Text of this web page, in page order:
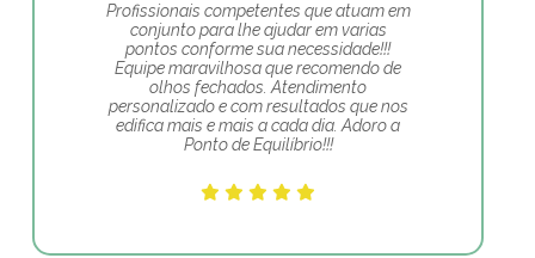
Profissionais competentes que atuam em
conjunto para lhe ajudar em varias
pontos conforme sua necessidade!!!
Equipe maravilhosa que recomendo de
olhos fechados. Atendimento
personalizado e com resultados que nos
edifica mais e mais a cada dia. Adoro a
Ponto de Equilíbrio!!!